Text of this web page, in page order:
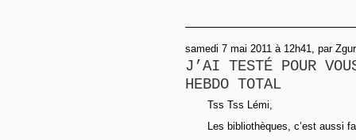
samedi 7 mai 2011 à 12h41, par Zgur
J’AI TESTÉ POUR
HEBDO TOTAL
Tss Tss Lémi,
Les bibliothèques, c’est aussi